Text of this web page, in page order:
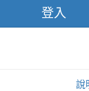
登入
說